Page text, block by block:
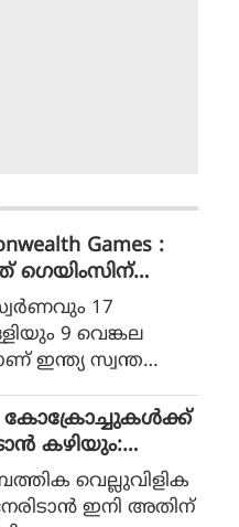
Games :
മെഡ
നാലാമത്
17
9 വെങ്കല
ഇന്ത്യ സ്വന്ത
കഴിയും:
മന്ത്രി
വെല്ലുവിളിക
ഇനി അതിന്